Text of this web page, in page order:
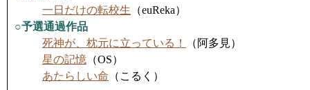
一日だけの転校生 （euReka）
○予選通過作品
死神が、枕元に立っている！
（阿多見）
星の記憶 （OS）
あたらしい命 （こるく）